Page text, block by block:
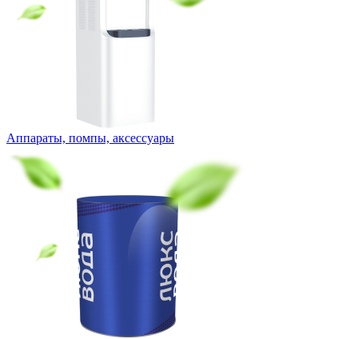
Аппараты, помпы, аксессуары